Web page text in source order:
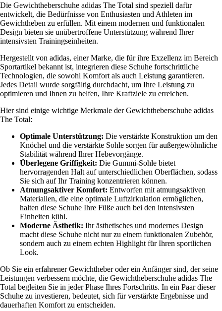
Die Gewichtheberschuhe adidas The Total sind speziell dafür
entwickelt, die Bedürfnisse von Enthusiasten und Athleten im
Gewichtheben zu erfüllen. Mit einem modernen und funktionalen
Design bieten sie unübertroffene Unterstützung während Ihrer
intensivsten Trainingseinheiten.
Hergestellt von adidas, einer Marke, die für ihre Exzellenz im Bereich
Sportartikel bekannt ist, integrieren diese Schuhe fortschrittliche
Technologien, die sowohl Komfort als auch Leistung garantieren.
Jedes Detail wurde sorgfältig durchdacht, um Ihre Leistung zu
optimieren und Ihnen zu helfen, Ihre Kraftziele zu erreichen.
Hier sind einige wichtige Merkmale der Gewichtheberschuhe adidas
The Total:
Optimale Unterstützung: Die verstärkte Konstruktion um den
Knöchel und die verstärkte Sohle sorgen für außergewöhnliche
Stabilität während Ihrer Hebevorgänge.
Überlegene Griffigkeit: Die Gummi-Sohle bietet
hervorragenden Halt auf unterschiedlichen Oberflächen, sodass
Sie sich auf Ihr Training konzentrieren können.
Atmungsaktiver Komfort: Entworfen mit atmungsaktiven
Materialien, die eine optimale Luftzirkulation ermöglichen,
halten diese Schuhe Ihre Füße auch bei den intensivsten
Einheiten kühl.
Moderne Ästhetik: Ihr ästhetisches und modernes Design
macht diese Schuhe nicht nur zu einem funktionalen Zubehör,
sondern auch zu einem echten Highlight für Ihren sportlichen
Look.
Ob Sie ein erfahrener Gewichtheber oder ein Anfänger sind, der seine
Leistungen verbessern möchte, die Gewichtheberschuhe adidas The
Total begleiten Sie in jeder Phase Ihres Fortschritts. In ein Paar dieser
Schuhe zu investieren, bedeutet, sich für verstärkte Ergebnisse und
dauerhaften Komfort zu entscheiden.